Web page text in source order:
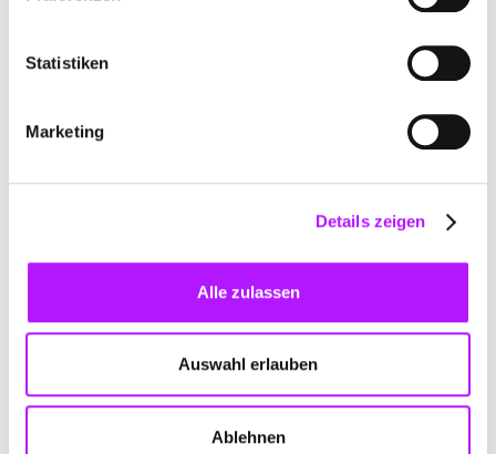
Statistiken
Marketing
Details zeigen
Alle zulassen
Auswahl erlauben
Ablehnen